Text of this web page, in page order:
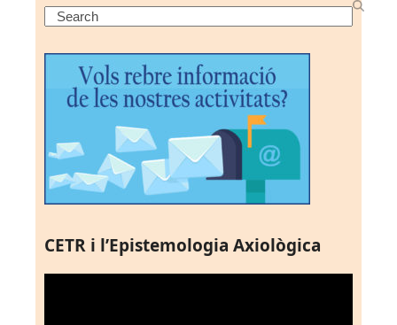
Search
CETR i l’Epistemologia Axiològica